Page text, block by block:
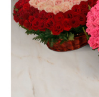
Розы
Подарки
Оплата